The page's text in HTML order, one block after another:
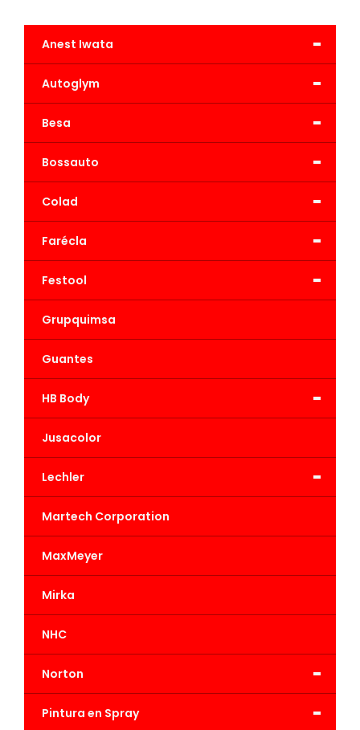
-
Anest Iwata
-
Autoglym
-
Besa
-
Bossauto
-
Colad
-
Farécla
-
Festool
Grupquimsa
Guantes
-
HB Body
Jusacolor
-
Lechler
Martech Corporation
MaxMeyer
Mirka
NHC
-
Norton
-
Pintura en Spray